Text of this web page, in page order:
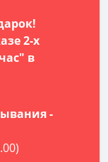
2-х
в
-